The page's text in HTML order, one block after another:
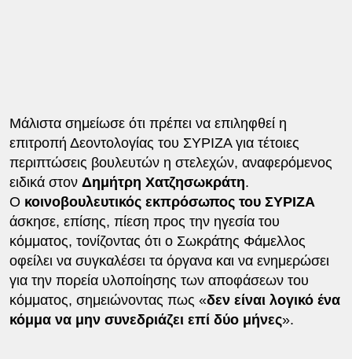
Μάλιστα σημείωσε ότι πρέπει να επιληφθεί η
επιτροπή Δεοντολογίας του ΣΥΡΙΖΑ για τέτοιες
περιπτώσεις βουλευτών η στελεχών, αναφερόμενος
ειδικά στον Δημήτρη Χατζησωκράτη.
Ο κοινοβουλευτικός εκπρόσωπος του ΣΥΡΙΖΑ
άσκησε, επίσης, πίεση προς την ηγεσία του
κόμματος, τονίζοντας ότι ο Σωκράτης Φάμελλος
οφείλει να συγκαλέσει τα όργανα και να ενημερώσει
για την πορεία υλοποίησης των αποφάσεων του
κόμματος, σημειώνοντας πως «δεν είναι λογικό ένα
κόμμα να μην συνεδριάζει επί δύο μήνες».